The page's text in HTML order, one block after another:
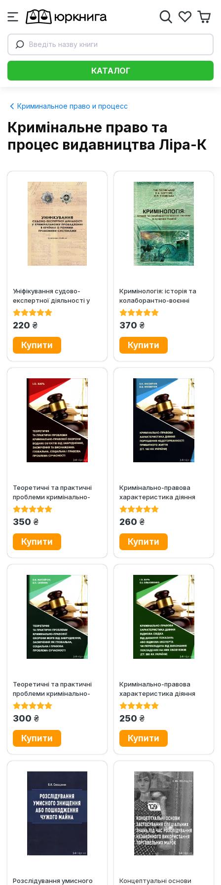
Введіть назву книги
КАТАЛОГ
Криминальное право и процесс
Кримінальне право та
процес видавництва Ліра-К
Уніфікування судово-
експертної діяльності у
кримінальному
220 грн.
Кримінологія: історія та
колаборантно-воєнні
злочини в сучасній Україні
370 грн.
Теоретичні та практичні
проблеми кримінально-
правової охорони водних...
350 грн.
Кримінально-правова
характеристика діяння
порушення
260 грн.
Теоретичні та практичні
проблеми кримінально-
правової охорони моря
300 грн.
Кримінально-правова
характеристика діяння
відмова свідка від
250 грн.
Розслідування умисного Концептуальні основи